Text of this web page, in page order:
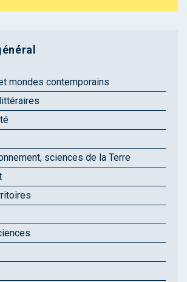
mondes contemporains
sciences de la Terre